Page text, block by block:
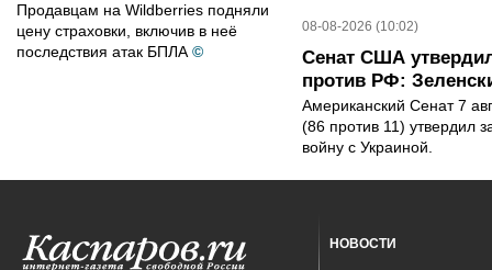
Продавцам на Wildberries подняли
цену страховки, включив в неё
последствия атак БПЛА ©
08-08-2026 (10:02)
Сенат США
против РФ:
Американский Сенат 7
(86 против 11) утвердил
войну с Украиной.
НОВОСТИ